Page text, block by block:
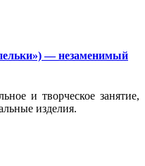
— незаменимый
и творческое занятие,
изделия.